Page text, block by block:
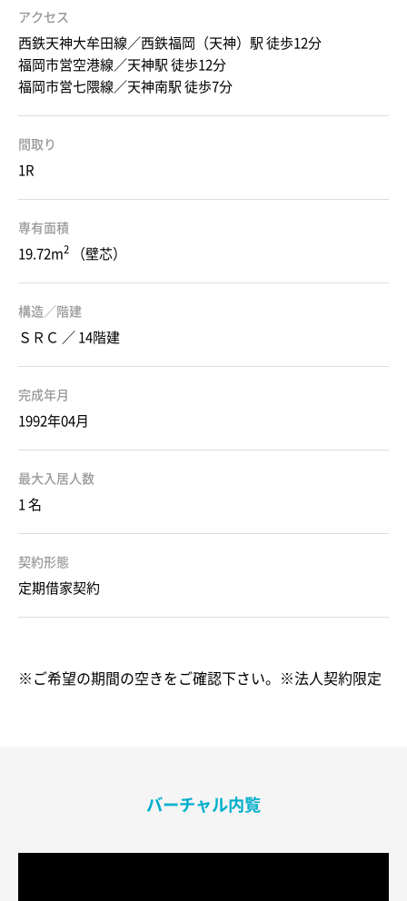
アクセス
西鉄天神大牟田線／西鉄福岡（天神）駅 徒歩12分
福岡市営空港線／天神駅 徒歩12分
福岡市営七隈線／天神南駅 徒歩7分
間取り
1R
専有面積
19.72m2 （壁芯）
構造／階建
ＳＲＣ ／ 14階建
完成年月
1992年04月
最大入居人数
1 名
契約形態
定期借家契約
※ご希望の期間の空きをご確認下さい。※法人契約限定
バーチャル内覧